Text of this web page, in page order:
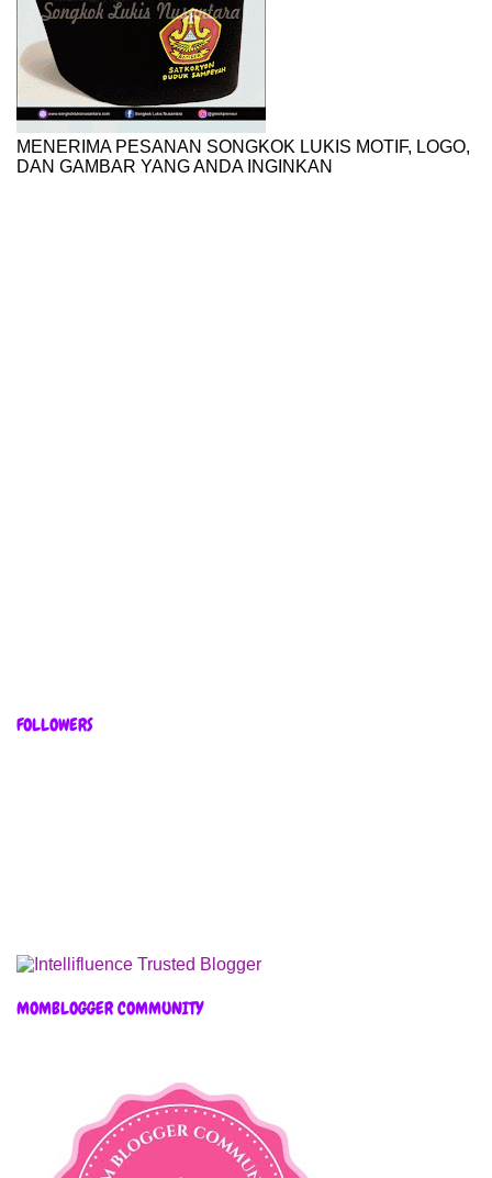
MENERIMA PESANAN SONGKOK LUKIS MOTIF, LOGO,
DAN GAMBAR YANG ANDA INGINKAN
FOLLOWERS
MOMBLOGGER COMMUNITY